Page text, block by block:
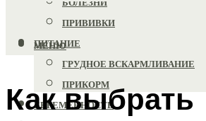
БОЛЕЗНИ
ПРИВИВКИ
ПИТАНИЕ
ГРУДНОЕ ВСКАРМЛИВАНИЕ
ПРИКОРМ
БЕРЕМЕННОСТЬ
МЕНЮ
Как выбрать